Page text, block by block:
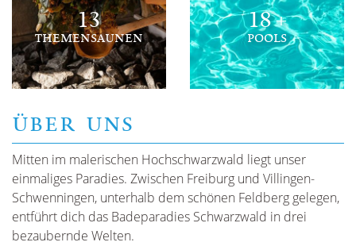
13
THEMENSAUNEN
18 +
POOLS
ÜBER UNS
Mitten im malerischen Hochschwarzwald liegt unser
einmaliges Paradies. Zwischen Freiburg und Villingen-
Schwenningen, unterhalb dem schönen Feldberg gelegen,
entführt dich das Badeparadies Schwarzwald in drei
bezaubernde Welten.